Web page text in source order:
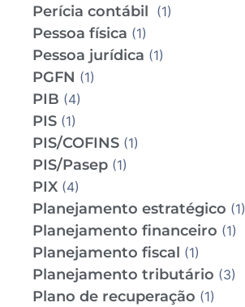
Perícia contábil (1)
Pessoa física (1)
Pessoa jurídica (1)
PGFN (1)
PIB (4)
PIS (1)
PIS/COFINS (1)
PIS/Pasep (1)
PIX (4)
Planejamento estratégico (1)
Planejamento financeiro (1)
Planejamento fiscal (1)
Planejamento tributário (3)
Plano de recuperação (1)